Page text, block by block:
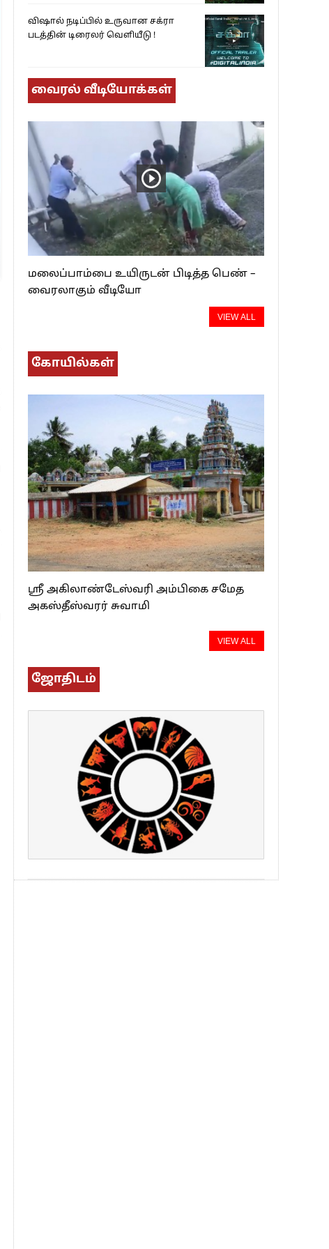
விஷால் நடிப்பில் உருவான சக்ரா
படத்தின் டிரைலர் வெளியீடு !
வைரல் வீடியோக்கள்
மலைப்பாம்பை உயிருடன் பிடித்த பெண் –
வைரலாகும் வீடியோ
VIEW ALL
கோயில்கள்
ஸ்ரீ அகிலாண்டேஸ்வரி அம்பிகை சமேத
அகஸ்தீஸ்வரர் சுவாமி
VIEW ALL
ஜோதிடம்